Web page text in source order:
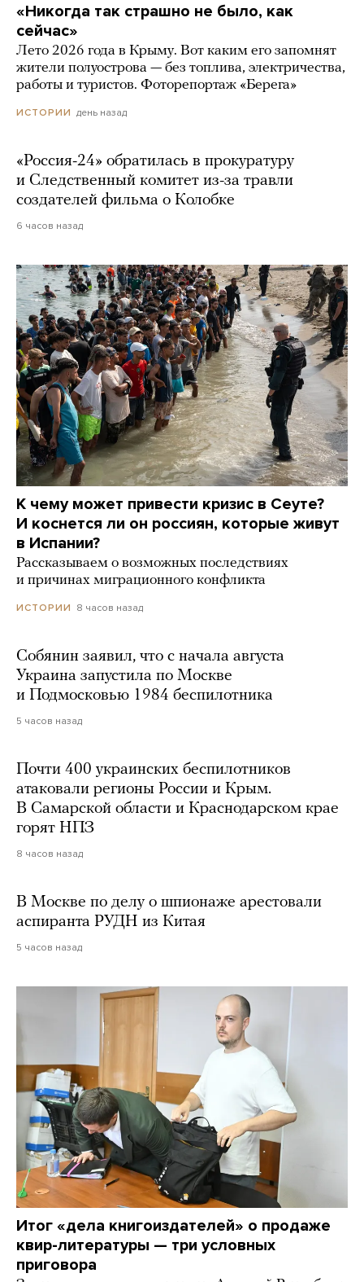
«Никогда так страшно не было, как
сейчас»
Лето 2026 года в Крыму. Вот каким его запомнят
жители полуострова — без топлива, электричества,
работы и туристов. Фоторепортаж «Берега»
ИСТОРИИ день назад
«Россия-24» обратилась в прокуратуру
и Следственный комитет из-за травли
создателей фильма о Колобке
6 часов назад
К чему может привести кризис в Сеуте?
И коснется ли он россиян, которые живут
в Испании?
Рассказываем о возможных последствиях
и причинах миграционного конфликта
ИСТОРИИ 8 часов назад
Собянин заявил, что с начала августа
Украина запустила по Москве
и Подмосковью 1984 беспилотника
5 часов назад
Почти 400 украинских беспилотников
атаковали регионы России и Крым.
В Самарской области и Краснодарском крае
горят НПЗ
8 часов назад
В Москве по делу о шпионаже арестовали
аспиранта РУДН из Китая
5 часов назад
Итог «дела книгоиздателей» о продаже
квир-литературы — три условных
приговора